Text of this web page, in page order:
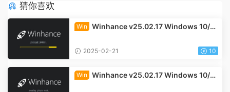
猜你喜欢
Win
Winhance v25.02.17 Windows 10/11
2025-02-21 10
Win
Winhance v25.02.17 Windows 10/11